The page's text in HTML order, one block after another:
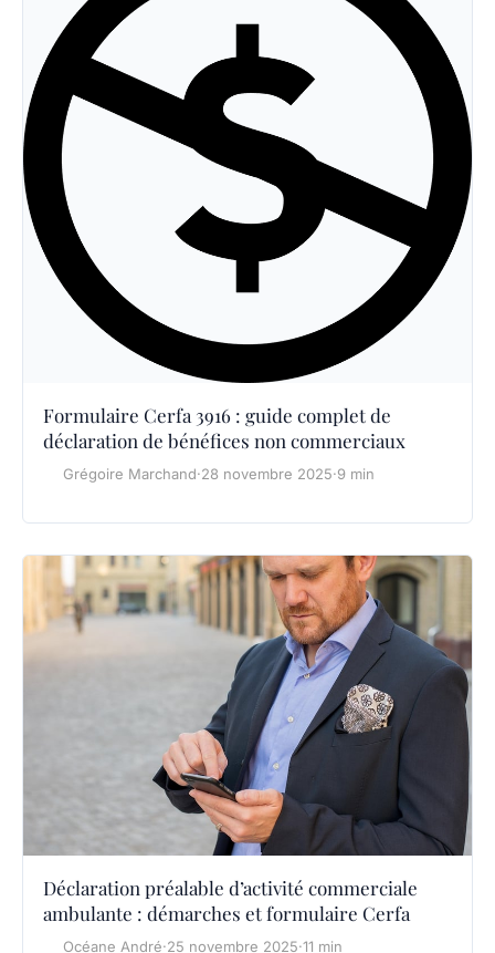
Formulaire Cerfa 3916 : guide complet de
déclaration de bénéfices non commerciaux
Grégoire Marchand·28 novembre 2025·9 min
Déclaration préalable d’activité commerciale
ambulante : démarches et formulaire Cerfa
Océane André·25 novembre 2025·11 min